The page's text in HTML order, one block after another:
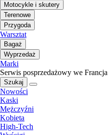
Motocykle i skutery
Terenowe
Przygoda
Warsztat
Bagaż
Wyprzedaż
Marki
Serwis posprzedażowy we Francja
Szukaj
Nowości
Kaski
Mężczyźni
Kobieta
High-Tech